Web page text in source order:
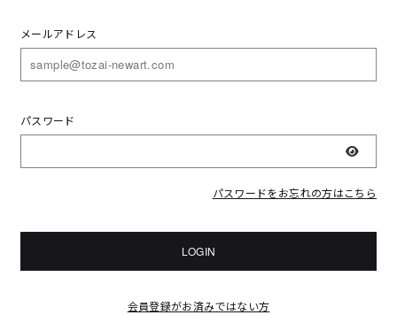
メールアドレス
パスワード
表示
パスワードをお忘れの方はこちら
LOGIN
会員登録がお済みではない方